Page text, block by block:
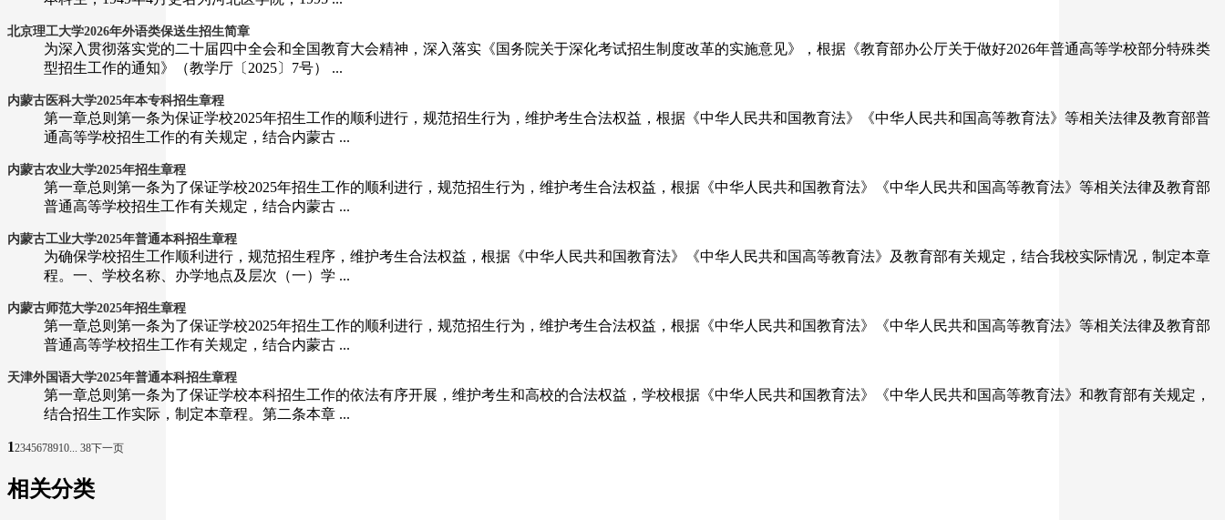
北京理工大学2026年外语类保送生招生简章
为深入贯彻落实党的二十届四中全会和全国教育大会精神，深入落实《国务院关于深化考试招生制度改革的实施意见》，根据《教育部办公厅关于做好2026年普通高等学校部分特殊类
型招生工作的通知》（教学厅〔2025〕7号） ...
内蒙古医科大学2025年本专科招生章程
第一章总则第一条为保证学校2025年招生工作的顺利进行，规范招生行为，维护考生合法权益，根据《中华人民共和国教育法》《中华人民共和国高等教育法》等相关法律及教育部普
通高等学校招生工作的有关规定，结合内蒙古 ...
内蒙古农业大学2025年招生章程
第一章总则第一条为了保证学校2025年招生工作的顺利进行，规范招生行为，维护考生合法权益，根据《中华人民共和国教育法》《中华人民共和国高等教育法》等相关法律及教育部
普通高等学校招生工作有关规定，结合内蒙古 ...
内蒙古工业大学2025年普通本科招生章程
为确保学校招生工作顺利进行，规范招生程序，维护考生合法权益，根据《中华人民共和国教育法》《中华人民共和国高等教育法》及教育部有关规定，结合我校实际情况，制定本章
程。一、学校名称、办学地点及层次（一）学 ...
内蒙古师范大学2025年招生章程
第一章总则第一条为了保证学校2025年招生工作的顺利进行，规范招生行为，维护考生合法权益，根据《中华人民共和国教育法》《中华人民共和国高等教育法》等相关法律及教育部
普通高等学校招生工作有关规定，结合内蒙古 ...
天津外国语大学2025年普通本科招生章程
第一章总则第一条为了保证学校本科招生工作的依法有序开展，维护考生和高校的合法权益，学校根据《中华人民共和国教育法》《中华人民共和国高等教育法》和教育部有关规定，
结合招生工作实际，制定本章程。第二条本章 ...
12345678910... 38下一页
相关分类